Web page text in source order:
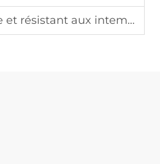
intempéries : utilisation en extérieur de panneaux en mousse PVC